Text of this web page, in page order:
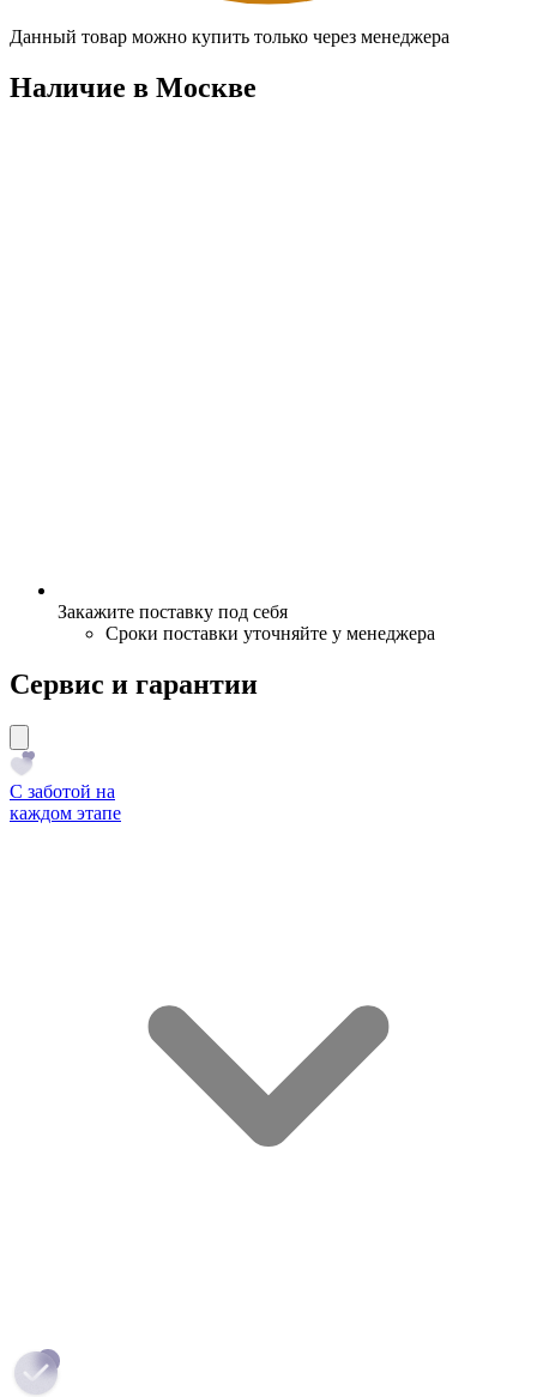
Данный товар можно купить только через менеджера
Наличие в Москвe
Закажите поставку под себя
Сроки поставки уточняйте у менеджера
Сервис и гарантии
С заботой на
каждом этапе